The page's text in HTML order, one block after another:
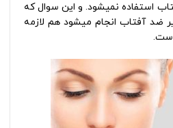
استفاده نمیشود. و این سوال که
ضد آفتاب انجام میشود هم لازمه